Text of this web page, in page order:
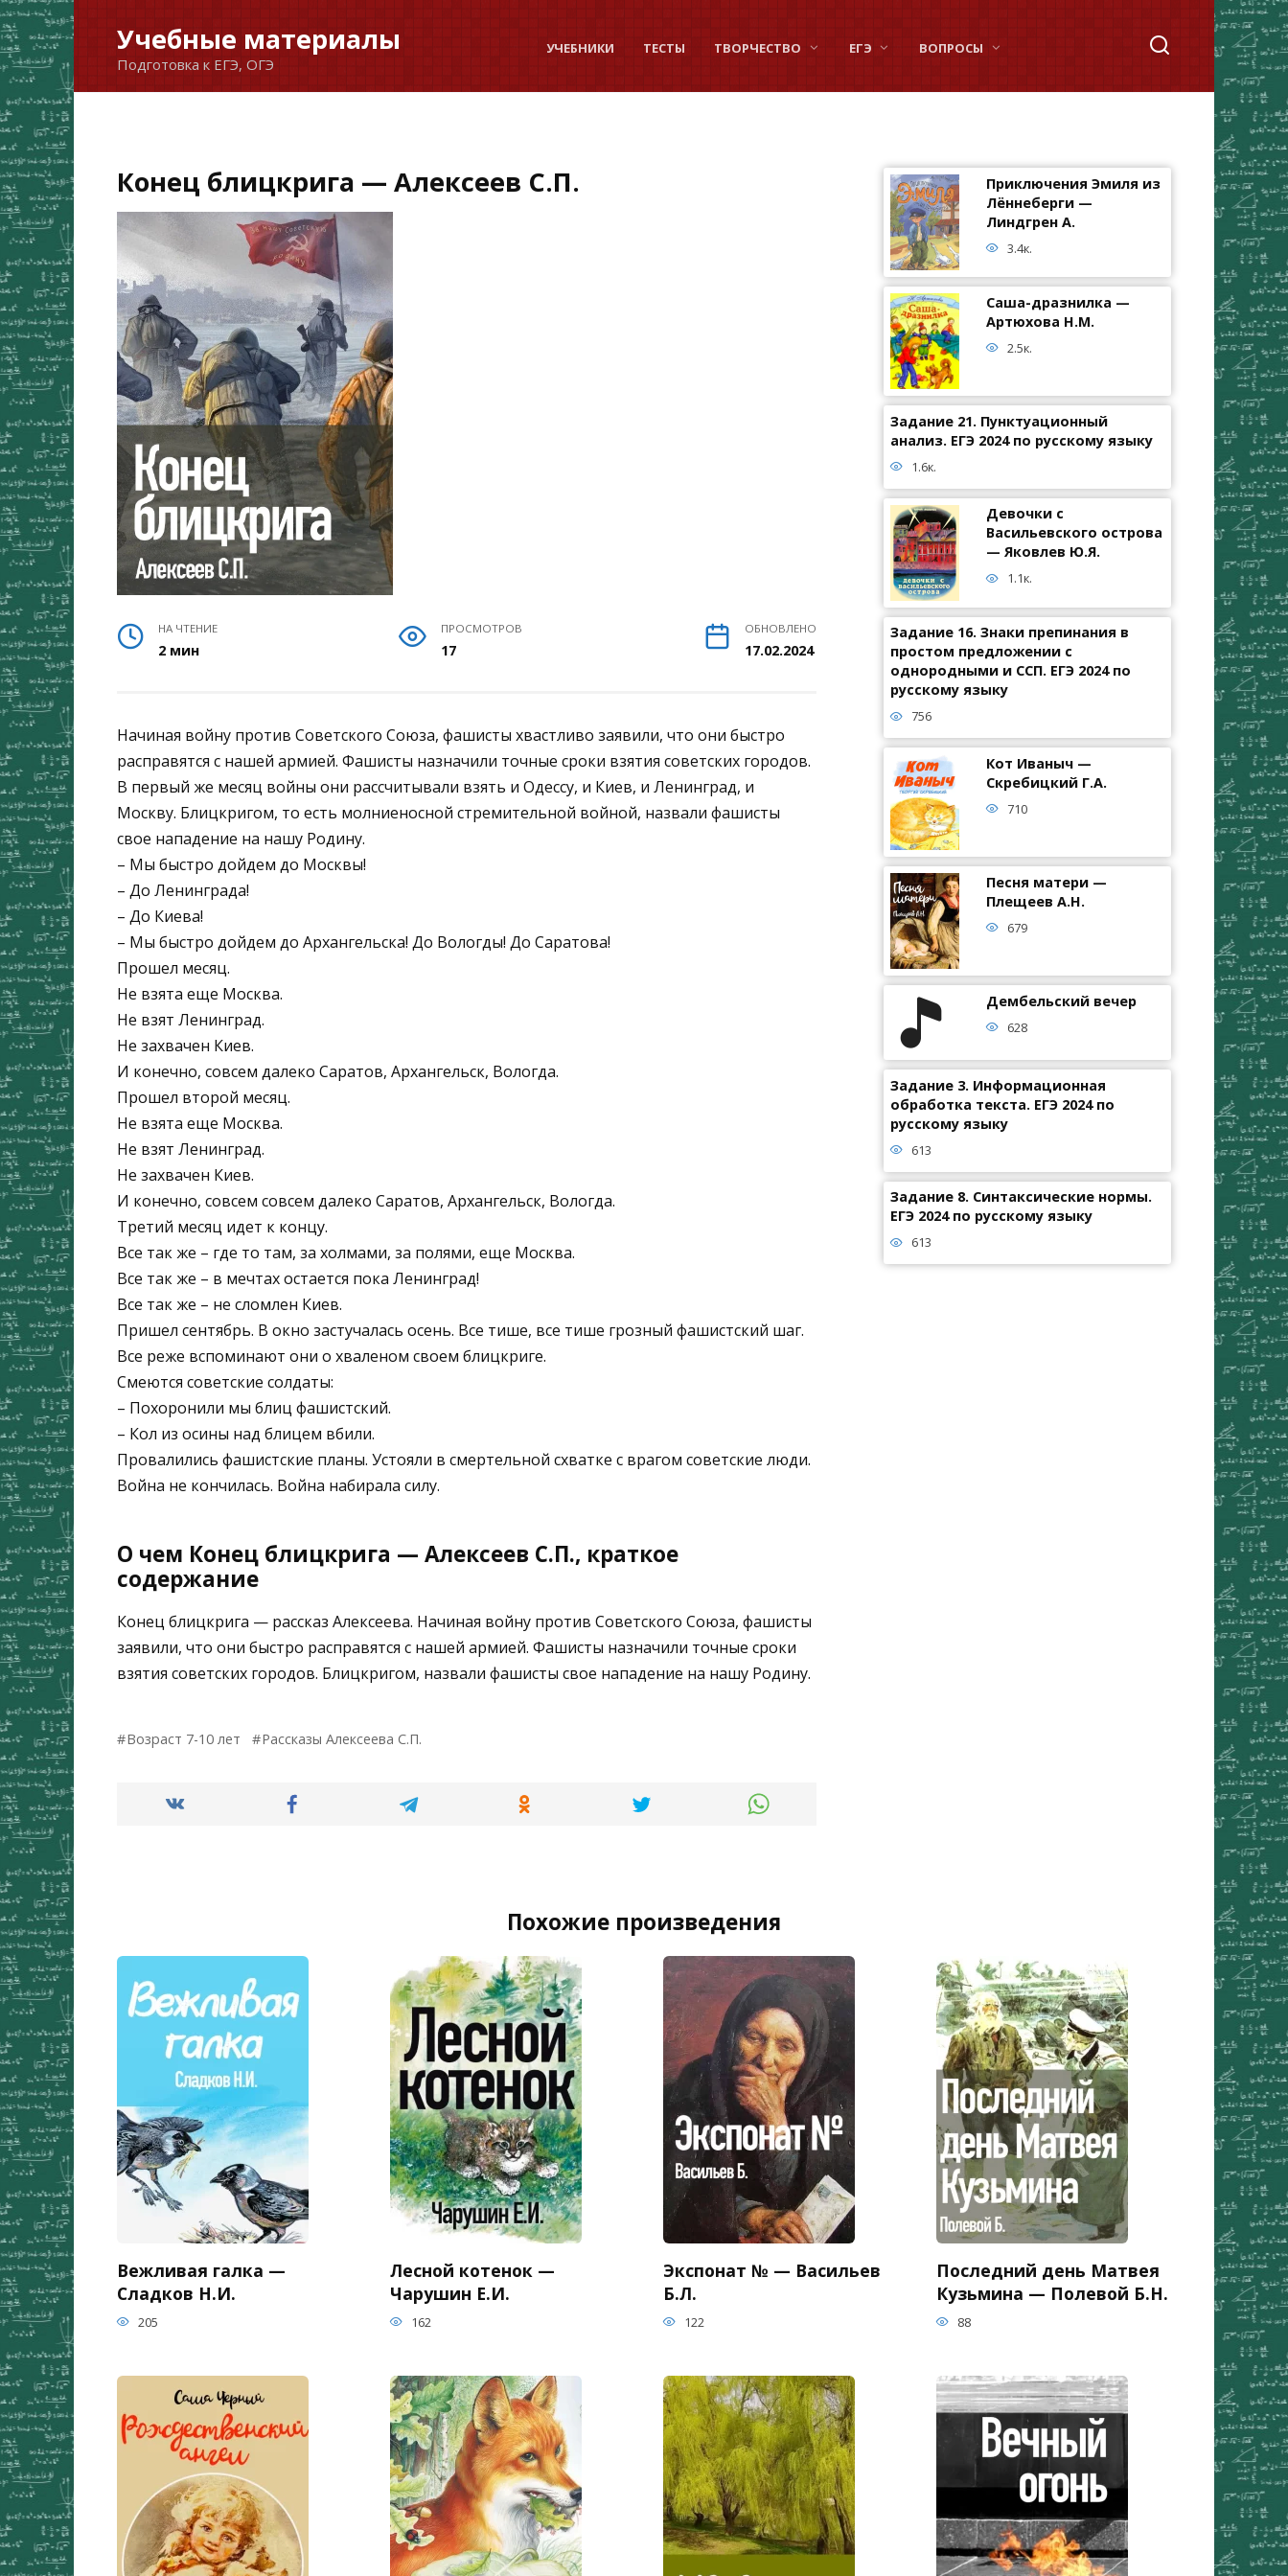
Перейти
к
содержанию
Учебные материалы
Подготовка к ЕГЭ, ОГЭ
УЧЕБНИКИ ТЕСТЫ ТВОРЧЕСТВО ЕГЭ ВОПРОСЫ
Конец блицкрига — Алексеев С.П.
НА ЧТЕНИЕ
2 мин
ПРОСМОТРОВ
17
ОБНОВЛЕНО
17.02.2024
Начиная войну против Советского Союза, фашисты хвастливо заявили, что они быстро
расправятся с нашей армией. Фашисты назначили точные сроки взятия советских городов.
В первый же месяц войны они рассчитывали взять и Одессу, и Киев, и Ленинград, и
Москву. Блицкригом, то есть молниеносной стремительной войной, назвали фашисты
свое нападение на нашу Родину.
– Мы быстро дойдем до Москвы!
– До Ленинграда!
– До Киева!
– Мы быстро дойдем до Архангельска! До Вологды! До Саратова!
Прошел месяц.
Не взята еще Москва.
Не взят Ленинград.
Не захвачен Киев.
И конечно, совсем далеко Саратов, Архангельск, Вологда.
Прошел второй месяц.
Не взята еще Москва.
Не взят Ленинград.
Не захвачен Киев.
И конечно, совсем совсем далеко Саратов, Архангельск, Вологда.
Третий месяц идет к концу.
Все так же – где то там, за холмами, за полями, еще Москва.
Все так же – в мечтах остается пока Ленинград!
Все так же – не сломлен Киев.
Пришел сентябрь. В окно застучалась осень. Все тише, все тише грозный фашистский шаг.
Все реже вспоминают они о хваленом своем блицкриге.
Смеются советские солдаты:
– Похоронили мы блиц фашистский.
– Кол из осины над блицем вбили.
Провалились фашистские планы. Устояли в смертельной схватке с врагом советские люди.
Война не кончилась. Война набирала силу.
О чем Конец блицкрига — Алексеев С.П., краткое
содержание
Конец блицкрига — рассказ Алексеева. Начиная войну против Советского Союза, фашисты
заявили, что они быстро расправятся с нашей армией. Фашисты назначили точные сроки
взятия советских городов. Блицкригом, назвали фашисты свое нападение на нашу Родину.
Возраст 7-10 лет Рассказы Алексеева С.П.
Приключения Эмиля из
Лённеберги —
Линдгрен А.
3.4к.
Саша-дразнилка —
Артюхова Н.М.
2.5к.
Задание 21. Пунктуационный
анализ. ЕГЭ 2024 по русскому языку
1.6к.
Девочки с
Васильевского острова
— Яковлев Ю.Я.
1.1к.
Задание 16. Знаки препинания в
простом предложении с
однородными и ССП. ЕГЭ 2024 по
русскому языку
756
Кот Иваныч —
Скребицкий Г.А.
710
Песня матери —
Плещеев А.Н.
679
Дембельский вечер
628
Задание 3. Информационная
обработка текста. ЕГЭ 2024 по
русскому языку
613
Задание 8. Синтаксические нормы.
ЕГЭ 2024 по русскому языку
613
Похожие произведения
Вежливая галка —
Сладков Н.И.
205
Лесной котенок —
Чарушин Е.И.
162
Экспонат № — Васильев
Б.Л.
122
Последний день Матвея
Кузьмина — Полевой Б.Н.
88